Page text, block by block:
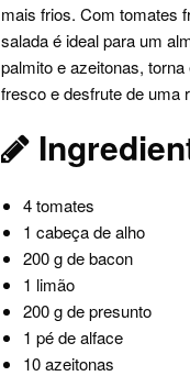
mais frios. Com tomates
salada é ideal para um
palmito e azeitonas,
fresco e desfrute de uma
4 tomates
1 cabeça de alho
200 g de bacon
1 limão
200 g de presunto
1 pé de alface
10 azeitonas